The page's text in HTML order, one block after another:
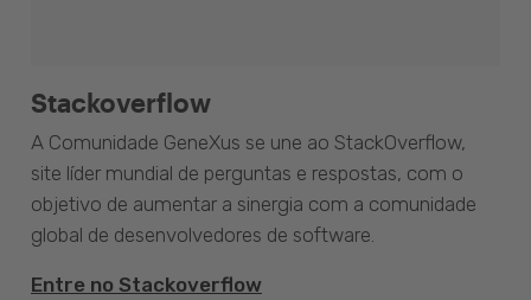
Stackoverflow
A Comunidade GeneXus se une ao StackOverflow,
site líder mundial de perguntas e respostas, com o
objetivo de aumentar a sinergia com a comunidade
global de desenvolvedores de software.
Entre no Stackoverflow